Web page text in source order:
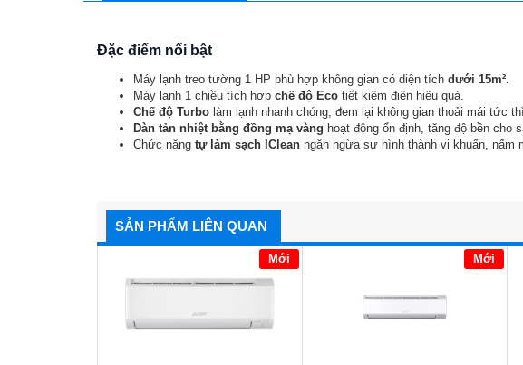
Đặc điểm nổi bật
Máy lạnh treo tường 1 HP phù hợp không gian có diện tíchdưới 15m².
Máy lạnh 1 chiều tích hợp chế độ Eco tiết kiệm điện hiệu quả.
Chế độ Turbo làm lạnh nhanh chóng, đem lại không gian thoải mái tức
Dàn tản nhiệt bằng đồng mạ vàng hoạt động ổn định, tăng độ bền cho
Chức năng tự làm sạch ICleanngăn ngừa sự hình thành vi khuẩn, nấm
SẢN PHẨM LIÊN QUAN
Mới Mới